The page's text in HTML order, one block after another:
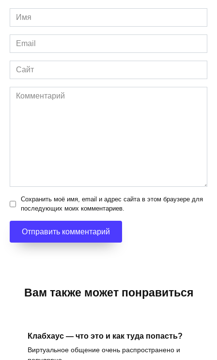
Имя
*
Email
*
Сайт
Комментарий
Сохранить моё имя, email и адрес сайта в этом браузере для
последующих моих комментариев.
Вам также может понравиться
Клабхаус — что это и как туда попасть?
Виртуальное общение очень распространено и